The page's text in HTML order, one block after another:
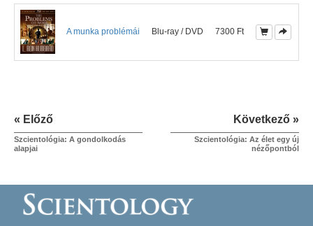
A munka problémái Blu-ray / DVD 7300 Ft
« Előző
Szcientológia: A gondolkodás
alapjai
Következő »
Szcientológia: Az élet egy új
nézőpontból